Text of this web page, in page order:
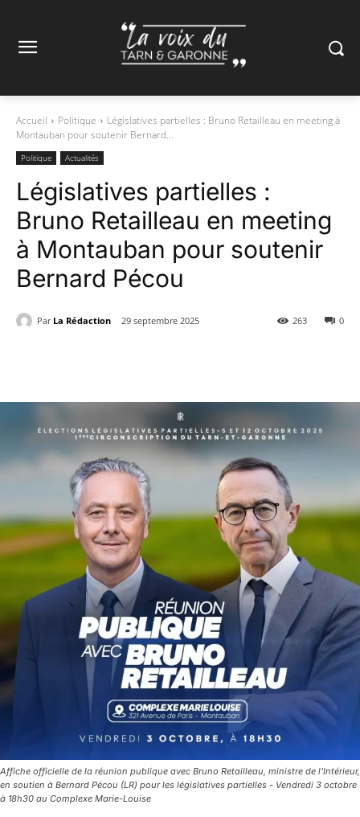
Accueil Politique
Législatives partielles : Bruno Retailleau en meeting à
Montauban pour soutenir Bernard...
Politique Actualités
Législatives partielles :
Bruno Retailleau en meeting
à Montauban pour soutenir
Bernard Pécou
Par La Rédaction 29 septembre 2025 0
263
Affiche officielle de la réunion publique avec Bruno Retailleau, ministre de l'Intérieur,
en soutien à Bernard Pécou (LR) pour les législatives partielles - Vendredi 3 octobre
à 18h30 au Complexe Marie-Louise